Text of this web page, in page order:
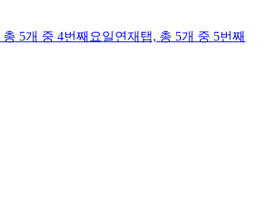
총 5개 중 4번째 요일연재 탭, 총 5개 중 5번째